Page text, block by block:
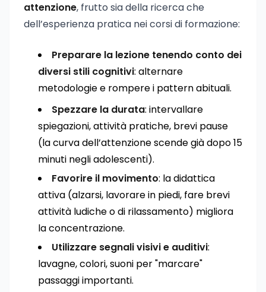
attenzione, frutto sia della ricerca che
dell’esperienza pratica nei corsi di formazione:
Preparare la lezione tenendo conto dei
diversi stili cognitivi: alternare
metodologie e rompere i pattern abituali.
Spezzare la durata: intervallare
spiegazioni, attività pratiche, brevi pause
(la curva dell’attenzione scende già dopo 15
minuti negli adolescenti).
Favorire il movimento: la didattica
attiva (alzarsi, lavorare in piedi, fare brevi
attività ludiche o di rilassamento) migliora
la concentrazione.
Utilizzare segnali visivi e auditivi:
lavagne, colori, suoni per "marcare"
passaggi importanti.